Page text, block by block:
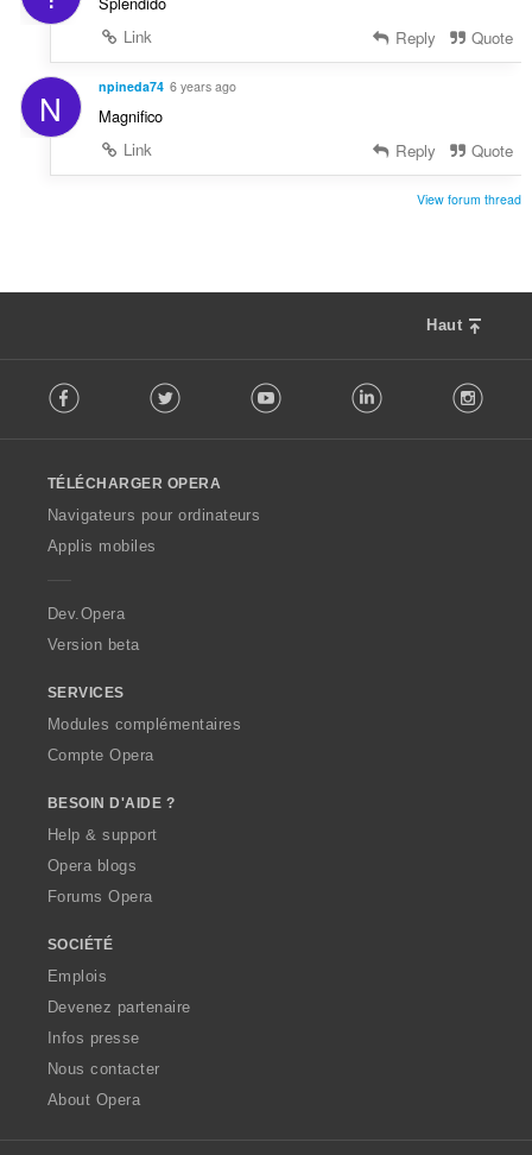
Link
Reply Quote
N npineda74 6 years ago
Magnifico
Link
Reply Quote
View forum thread
Haut
o
w
O
p
a
Facebook Twitter Youtube LinkedIn
TÉLÉCHARGER OPERA
Navigateurs pour ordinateurs
Applis mobiles
Dev.Opera
Version beta
SERVICES
Modules complémentaires
Compte Opera
BESOIN D'AIDE ?
Help & support
Opera blogs
Forums Opera
SOCIÉTÉ
Emplois
Devenez partenaire
Infos presse
Nous contacter
About Opera